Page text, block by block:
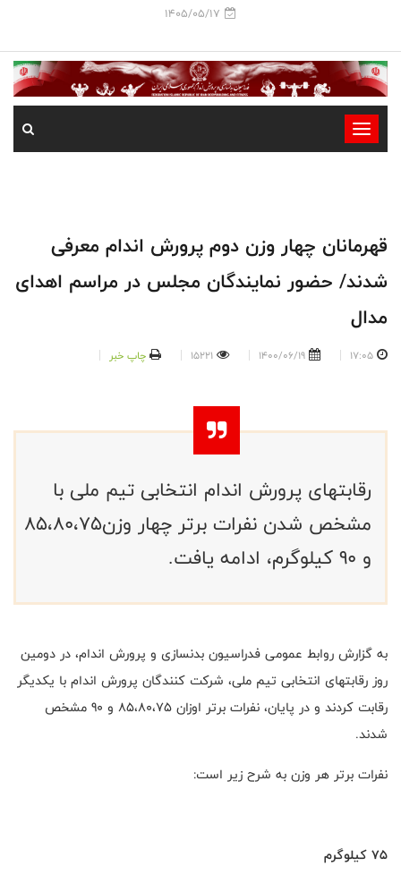
1405/05/17
-
-
-
قهرمانان چهار وزن دوم پرورش اندام معرفی
شدند/ حضور نمایندگان مجلس در مراسم اهدای
مدال
17:05
1400/06/19
15221 چاپ خبر
رقابتهای پرورش اندام انتخابی تیم ملی با
مشخص شدن نفرات برتر چهار وزن85،80،75
و 90 کیلوگرم، ادامه یافت.
به گزارش روابط عمومی فدراسیون بدنسازی و پرورش اندام، در دومین
روز رقابتهای انتخابی تیم ملی، شرکت کنندگان پرورش اندام با یکدیگر
رقابت کردند و در پایان، نفرات برتر اوزان 85،80،75 و 90 مشخص
شدند.
نفرات برتر هر وزن به شرح زیر است:
75 کیلوگرم